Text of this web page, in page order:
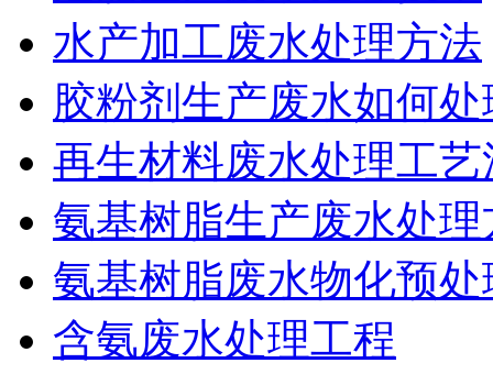
水产加工废水处理方法
胶粉剂生产废水如何处
再生材料废水处理工艺
氨基树脂生产废水处理
氨基树脂废水物化预
含氨废水处理工程